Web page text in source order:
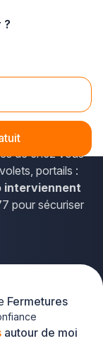
?
fiable
pro vous met
de chez vous
portails :
interviennent
pour sécuriser
autour de moi
Fermetures